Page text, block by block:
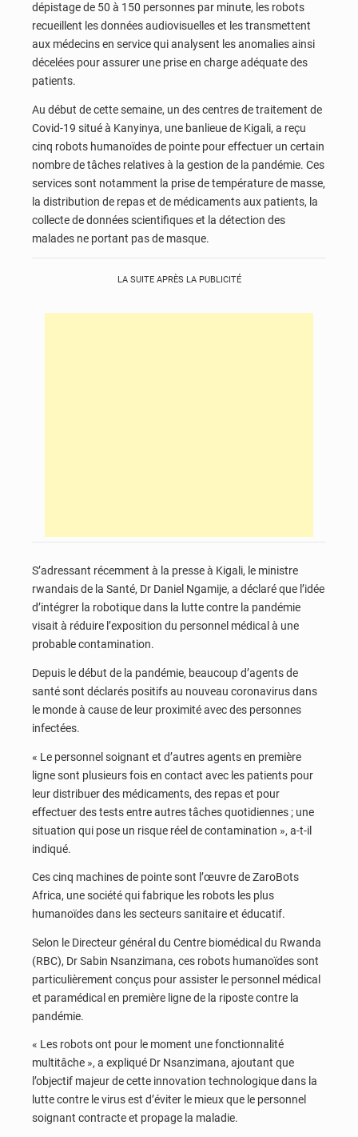
dépistage de 50 à 150 personnes par minute, les robots
recueillent les données audiovisuelles et les transmettent
aux médecins en service qui analysent les anomalies ainsi
décelées pour assurer une prise en charge adéquate des
patients.
Au début de cette semaine, un des centres de traitement de
Covid-19 situé à Kanyinya, une banlieue de Kigali, a reçu
cinq robots humanoïdes de pointe pour effectuer un certain
nombre de tâches relatives à la gestion de la pandémie. Ces
services sont notamment la prise de température de masse,
la distribution de repas et de médicaments aux patients, la
collecte de données scientifiques et la détection des
malades ne portant pas de masque.
LA SUITE APRÈS LA PUBLICITÉ
S’adressant récemment à la presse à Kigali, le ministre
rwandais de la Santé, Dr Daniel Ngamije, a déclaré que l’idée
d’intégrer la robotique dans la lutte contre la pandémie
visait à réduire l’exposition du personnel médical à une
probable contamination.
Depuis le début de la pandémie, beaucoup d’agents de
santé sont déclarés positifs au nouveau coronavirus dans
le monde à cause de leur proximité avec des personnes
infectées.
« Le personnel soignant et d’autres agents en première
ligne sont plusieurs fois en contact avec les patients pour
leur distribuer des médicaments, des repas et pour
effectuer des tests entre autres tâches quotidiennes ; une
situation qui pose un risque réel de contamination », a-t-il
indiqué.
Ces cinq machines de pointe sont l’œuvre de ZaroBots
Africa, une société qui fabrique les robots les plus
humanoïdes dans les secteurs sanitaire et éducatif.
Selon le Directeur général du Centre biomédical du Rwanda
(RBC), Dr Sabin Nsanzimana, ces robots humanoïdes sont
particulièrement conçus pour assister le personnel médical
et paramédical en première ligne de la riposte contre la
pandémie.
« Les robots ont pour le moment une fonctionnalité
multitâche », a expliqué Dr Nsanzimana, ajoutant que
l’objectif majeur de cette innovation technologique dans la
lutte contre le virus est d’éviter le mieux que le personnel
soignant contracte et propage la maladie.